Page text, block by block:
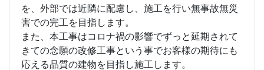
を、外部では近隣に配慮し、施工を行い無事故無災
害での完工を目指します。
また、本工事はコロナ禍の影響でずっと延期されて
きての念願の改修工事という事でお客様の期待にも
応える品質の建物を目指し施工します。